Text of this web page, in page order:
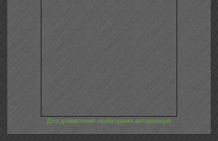
Для добавления необходима авторизация